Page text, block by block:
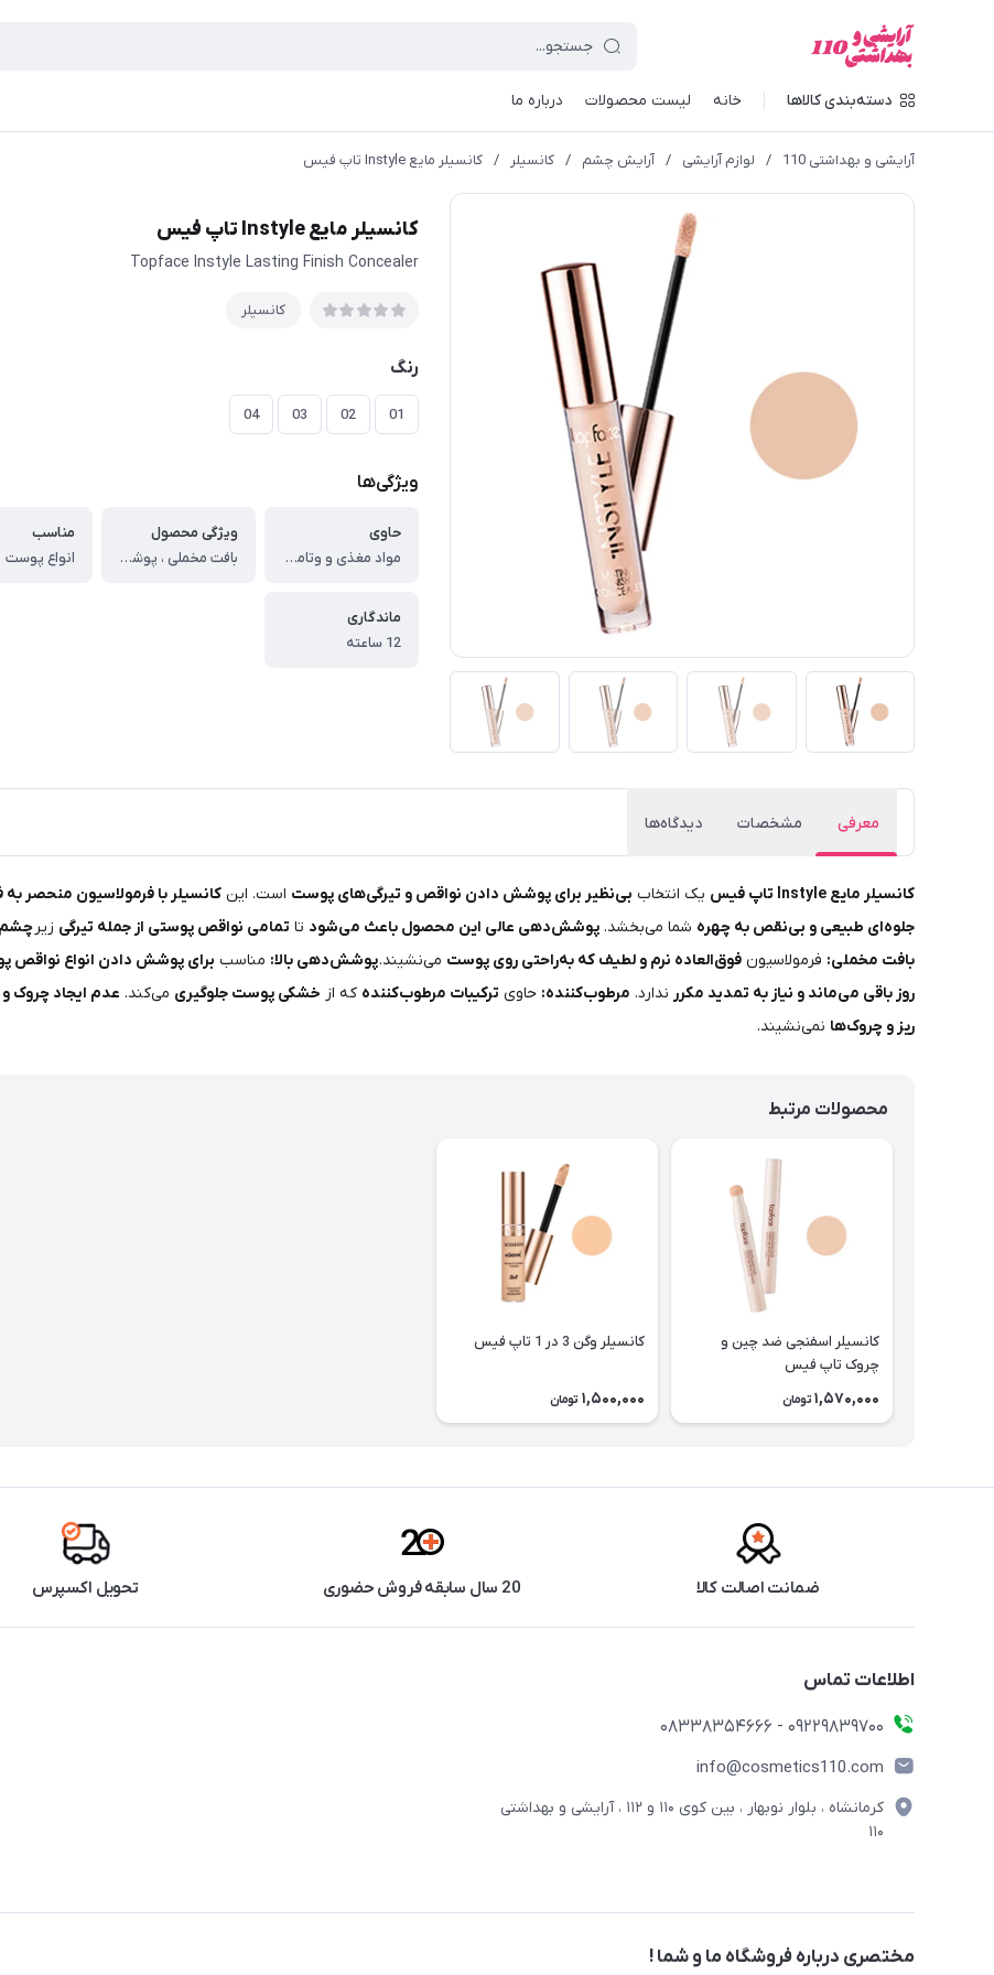
دسته‌بندی کالاها خانه لیست محصولات درباره ما
آرایشی و بهداشتی 110 / لوازم آرایشی / آرایش چشم / کانسیلر / کانسیلر مایع Instyle تاپ فیس
کانسیلر مایع Instyle تاپ فیس
Topface Instyle Lasting Finish Concealer
کانسیلر
رنگ
01
02
03
04
ویژگی‌ها
حاوی
مواد مغذی و وتامینه
ویژگی محصول
بافت مخملی ، پوشش‌دهی بالا و مرطوب کننده
مناسب
انواع پوست
ماندگاری
12 ساعته
معرفی مشخصات دیدگاه‌ها
کانسیلر مایع Instyle تاپ فیس یک انتخاب بی‌نظیر برای پوشش دادن نواقص و تیرگی‌های پوست است. این کانسیلر با فرمولاسیون منحصر
جلوه‌ای طبیعی و بی‌نقص به چهره شما می‌بخشد. پوشش‌دهی عالی این محصول باعث می‌شود تا تمامی نواقص پوستی از جمله تیرگی زیر
بافت مخملی: فرمولاسیون فوق‌العاده نرم و لطیف که به‌راحتی روی پوست می‌نشیند.پوشش‌دهی بالا: مناسب برای پوشش دادن انواع نواقص
روز باقی می‌ماند و نیاز به تمدید مکرر ندارد. مرطوب‌کننده: حاوی ترکیبات مرطوب‌کننده که از خشکی پوست جلوگیری می‌کند. عدم ایجاد چروک
ریز و چروک‌ها نمی‌نشیند.
محصولات مرتبط
کانسیلر اسفنجی ضد چین و
چروک تاپ فیس
1,570,000 تومان
کانسیلر وگن 3 در 1 تاپ فیس
1,500,000 تومان
ضمانت اصالت کالا 20 سال سابقه فروش حضوری تحویل اکسپرس
اطلاعات تماس
09229839700 - 08338354666
info@cosmetics110.com
کرمانشاه ، بلوار نوبهار ، بین کوی ۱۱۰ و ۱۱۲ ، آرایشی و بهداشتی
۱۱۰
مختصری درباره فروشگاه ما و شما !